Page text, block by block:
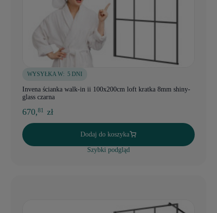
WYSYŁKA W: 5 DNI
Invena ścianka walk-in ii 100x200cm loft kratka 8mm shiny-
glass czarna
670,81 zł
Dodaj do koszyka
Szybki podgląd